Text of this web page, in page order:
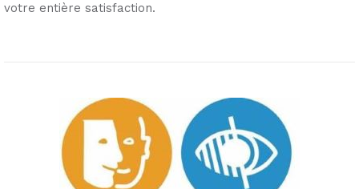
votre entière satisfaction.